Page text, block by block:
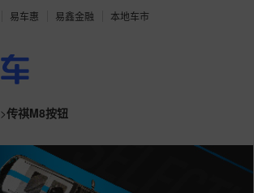
易车惠 易鑫金融 本地车市
>传祺M8按钮